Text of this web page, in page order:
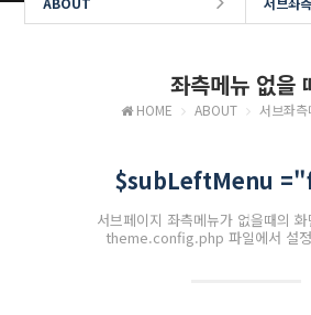
좌측메뉴 없을
HOME ABOUT 서브좌
$subLeftMenu
서브페이지 좌측메뉴가 없을때의
theme.config.php 파일에서 설